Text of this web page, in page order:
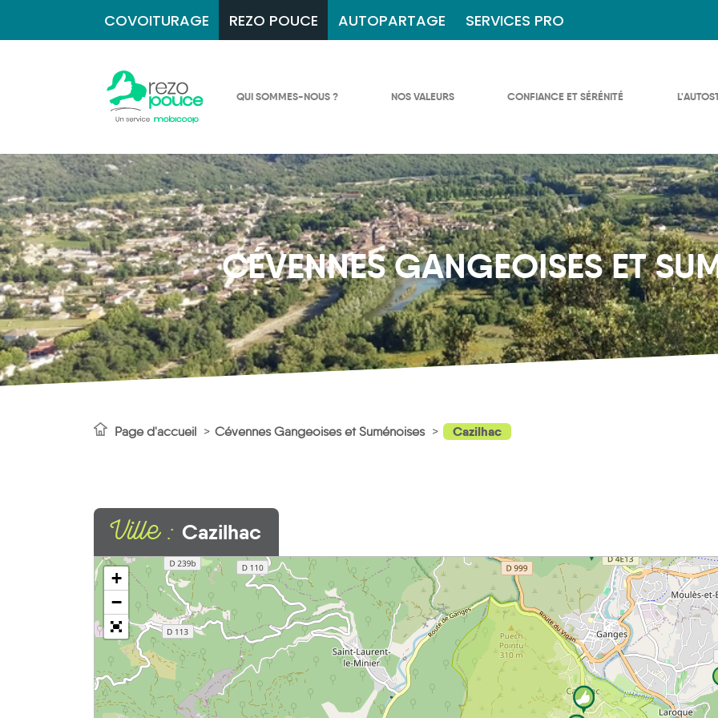
COVOITURAGE REZO POUCE AUTOPARTAGE SERVICES PRO
QUI SOMMES-NOUS ? NOS VALEURS CONFIANCE ET SÉRÉNITÉ
CÉVENNES GANGEOISES ET
Page d'accueil Cévennes Gangeoises et Suménoises Cazilhac
Ville : Cazilhac
+
−